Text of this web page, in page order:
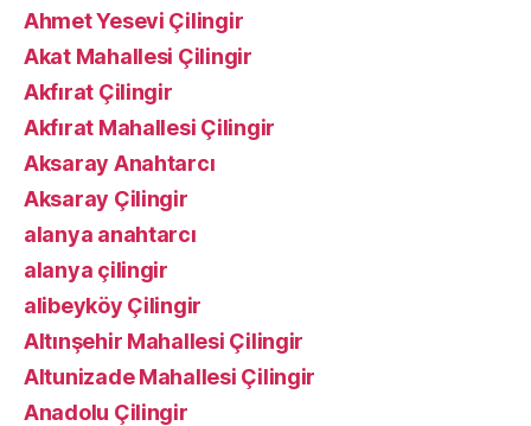
Ahmet Yesevi Çilingir
Akat Mahallesi Çilingir
Akfırat Çilingir
Akfırat Mahallesi Çilingir
Aksaray Anahtarcı
Aksaray Çilingir
alanya anahtarcı
alanya çilingir
alibeyköy Çilingir
Altınşehir Mahallesi Çilingir
Altunizade Mahallesi Çilingir
Anadolu Çilingir